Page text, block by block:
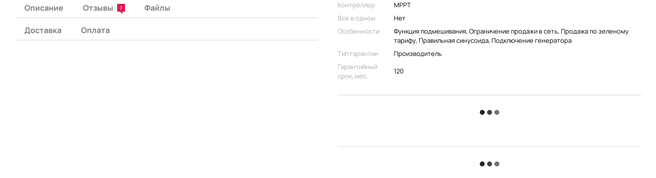
Описание Отзывы 7 Файлы
Доставка Оплата
Контроллер
MPPT
Все в одном
Нет
Особенности
Функция подмешивания, Ограничение продажи в сеть, Продажа по зеленому
тарифу, Правильная синусоида, Подключение генератора
Тип гарантии
Производитель
Гарантийный
срок, мес.
120